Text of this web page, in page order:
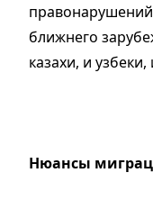
ближнего
казахи, и узбеки,
Нюансы